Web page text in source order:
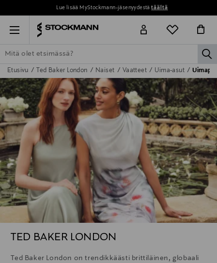
Lue lisää MyStockmann-jäsenyydestätäältä
Menu
ETSI KAIKKI NAISET MIEHET LAPSET KOTI
Etusivu Ted Baker London Naiset Vaatteet Uima-asut
TED BAKER LONDON
Ted Baker London on trendikkäästi brittiläinen, globaali